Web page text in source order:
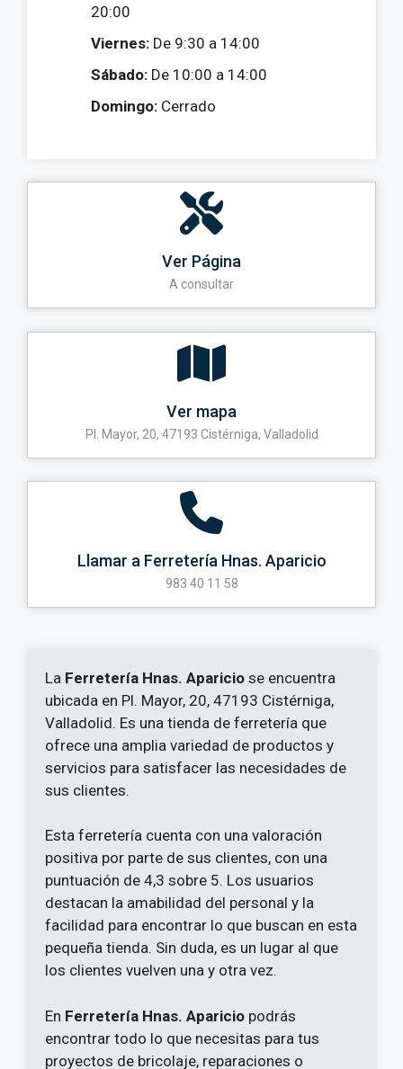
20:00
Viernes: De 9:30 a 14:00
Sábado: De 10:00 a 14:00
Domingo: Cerrado
Ver Página
A consultar
Ver mapa
Pl. Mayor, 20, 47193 Cistérniga, Valladolid
Llamar a Ferretería Hnas. Aparicio
983 40 11 58
La Ferretería Hnas. Aparicio se encuentra
ubicada en Pl. Mayor, 20, 47193 Cistérniga,
Valladolid. Es una tienda de ferretería que
ofrece una amplia variedad de productos y
servicios para satisfacer las necesidades de
sus clientes.
Esta ferretería cuenta con una valoración
positiva por parte de sus clientes, con una
puntuación de 4,3 sobre 5. Los usuarios
destacan la amabilidad del personal y la
facilidad para encontrar lo que buscan en esta
pequeña tienda. Sin duda, es un lugar al que
los clientes vuelven una y otra vez.
En Ferretería Hnas. Aparicio podrás
encontrar todo lo que necesitas para tus
proyectos de bricolaje, reparaciones o